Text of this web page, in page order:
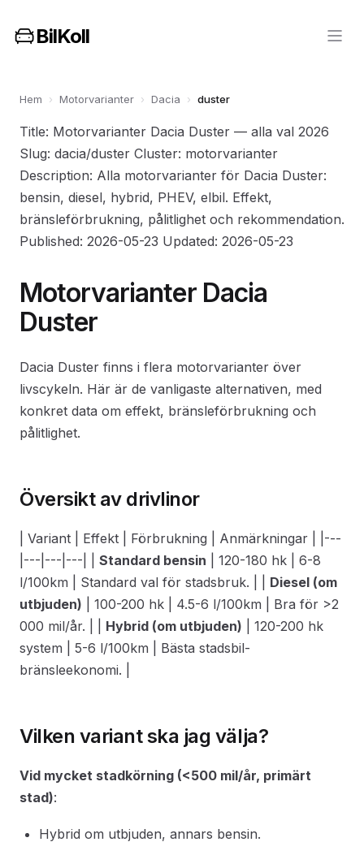
BilKoll
Hem › Motorvarianter › Dacia › duster
Title: Motorvarianter Dacia Duster — alla val 2026
Slug: dacia/duster Cluster: motorvarianter
Description: Alla motorvarianter för Dacia Duster:
bensin, diesel, hybrid, PHEV, elbil. Effekt,
bränsleförbrukning, pålitlighet och rekommendation.
Published: 2026-05-23 Updated: 2026-05-23
Motorvarianter Dacia
Duster
Dacia Duster finns i flera motorvarianter över
livscykeln. Här är de vanligaste alternativen, med
konkret data om effekt, bränsleförbrukning och
pålitlighet.
Översikt av drivlinor
| Variant | Effekt | Förbrukning | Anmärkningar | |---
|---|---|---| | Standard bensin | 120-180 hk | 6-8
l/100km | Standard val för stadsbruk. | | Diesel (om
utbjuden) | 100-200 hk | 4.5-6 l/100km | Bra för >2
000 mil/år. | | Hybrid (om utbjuden) | 120-200 hk
system | 5-6 l/100km | Bästa stadsbil-
bränsleekonomi. |
Vilken variant ska jag välja?
Vid mycket stadkörning (<500 mil/år, primärt
stad):
Hybrid om utbjuden, annars bensin.